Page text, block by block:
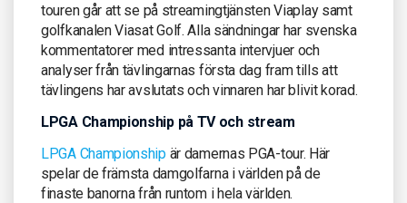
touren går att se på streamingtjänsten Viaplay samt
golfkanalen Viasat Golf. Alla sändningar har svenska
kommentatorer med intressanta intervjuer och
analyser från tävlingarnas första dag fram tills att
tävlingens har avslutats och vinnaren har blivit korad.
LPGA Championship på TV och stream
LPGA Championshipär damernas PGA-tour. Här
spelar de främsta damgolfarna i världen på de
finaste banorna från runtom i hela världen.